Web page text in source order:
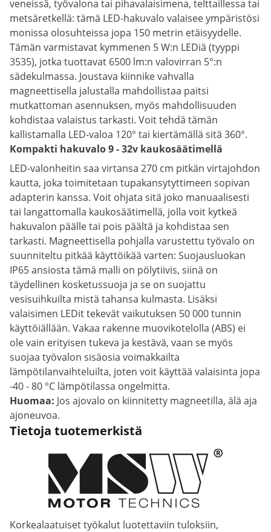
veneissä, työvalona tai pihavalaisimena, telttaillessa tai
metsäretkellä: tämä LED-hakuvalo valaisee ympäristösi
monissa olosuhteissa jopa 150 metrin etäisyydelle.
Tämän varmistavat kymmenen 5 W:n LEDiä (tyyppi
3535), jotka tuottavat 6500 lm:n valovirran 5°:n
sädekulmassa. Joustava kiinnike vahvalla
magneettisella jalustalla mahdollistaa paitsi
mutkattoman asennuksen, myös mahdollisuuden
kohdistaa valaistus tarkasti. Voit tehdä tämän
kallistamalla LED-valoa 120° tai kiertämällä sitä 360°.
Kompakti hakuvalo 9 - 32v kaukosäätimellä
LED-valonheitin saa virtansa 270 cm pitkän virtajohdon
kautta, joka toimitetaan tupakansytyttimeen sopivan
adapterin kanssa. Voit ohjata sitä joko manuaalisesti
tai langattomalla kaukosäätimellä, jolla voit kytkeä
hakuvalon päälle tai pois päältä ja kohdistaa sen
tarkasti. Magneettisella pohjalla varustettu työvalo on
suunniteltu pitkää käyttöikää varten: Suojausluokan
IP65 ansiosta tämä malli on pölytiivis, siinä on
täydellinen kosketussuoja ja se on suojattu
vesisuihkuilta mistä tahansa kulmasta. Lisäksi
valaisimen LEDit tekevät vaikutuksen 50 000 tunnin
käyttöiällään. Vakaa rakenne muovikotelolla (ABS) ei
ole vain erityisen tukeva ja kestävä, vaan se myös
suojaa työvalon sisäosia voimakkailta
lämpötilanvaihteluilta, joten voit käyttää valaisinta jopa
-40 - 80 °C lämpötilassa ongelmitta.
Huomaa: Jos ajovalo on kiinnitetty magneetilla, älä aja
ajoneuvoa.
Tietoja tuotemerkistä
Korkealaatuiset työkalut luotettaviin tuloksiin,